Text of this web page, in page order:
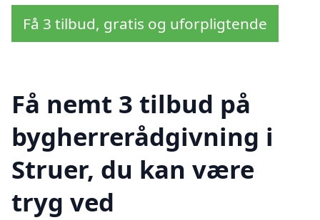
Få 3 tilbud, gratis og uforpligtende
Få nemt 3 tilbud på
bygherrerådgivning i
Struer, du kan være
tryg ved